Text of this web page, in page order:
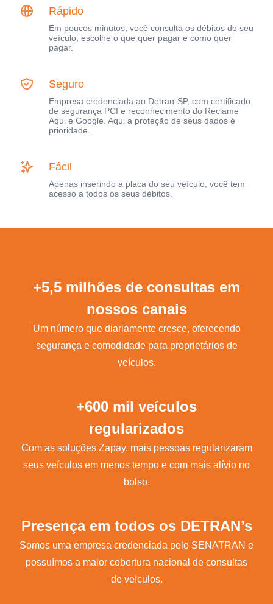
Rápido
Em poucos minutos, você consulta os débitos do seu
veículo, escolhe o que quer pagar e como quer
pagar.
Seguro
Empresa credenciada ao Detran-SP, com certificado
de segurança PCI e reconhecimento do Reclame
Aqui e Google. Aqui a proteção de seus dados é
prioridade.
Fácil
Apenas inserindo a placa do seu veículo, você tem
acesso a todos os seus débitos.
+5,5 milhões de consultas em
nossos canais
Um número que diariamente cresce, oferecendo
segurança e comodidade para proprietários de
veículos.
+600 mil veículos
regularizados
Com as soluções Zapay, mais pessoas regularizaram
seus veículos em menos tempo e com mais alívio no
bolso.
Presença em todos os DETRAN’s
Somos uma empresa credenciada pelo SENATRAN e
possuímos a maior cobertura nacional de consultas
de veículos.